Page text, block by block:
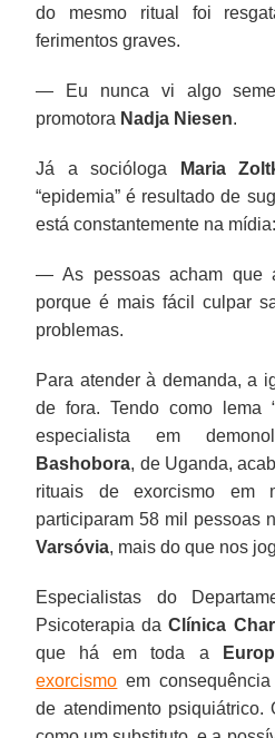
do mesmo ritual foi
ferimentos graves.
— Eu nunca vi algo
promotora Nadja Niesen.
Já a socióloga Maria
“epidemia” é resultado de
está constantemente na mídia:
— As pessoas acham que
porque é mais fácil culpar
problemas.
Para atender à demanda, a
de fora. Tendo como lema
especialista em
Bashobora, de Uganda,
rituais de exorcismo em
participaram 58 mil pessoas
Varsóvia, mais do que nos
Especialistas do
Psicoterapia da Clínica
que há em toda a
exorcismo em
de atendimento psiquiátrico.